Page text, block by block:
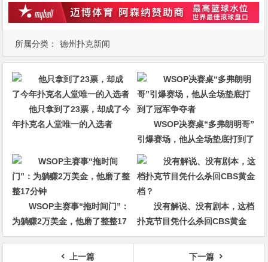
所属分类： 德州扑克新闻
他只拿到了23票，却成了今
年扑克名人堂唯一的入选者
WSOP决赛桌“多弗朗明哥”
引爆赛场，他从全场垫底打到了
冠军争夺者
WSOP主赛事“拖时间门”：
为躺赚2万美金，他磨了整整17
分钟
没有解说、没有剧本，这档
扑克节目凭什么杀回CBS黄金
档？
上一篇
下一篇